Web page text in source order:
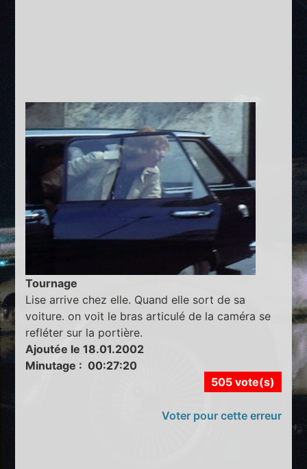
Tournage
Lise arrive chez elle. Quand elle sort de sa
voiture. on voit le bras articulé de la caméra se
refléter sur la portière.
Ajoutée le 18.01.2002
Minutage : 00:27:20
505 vote(s)
Voter pour cette erreur